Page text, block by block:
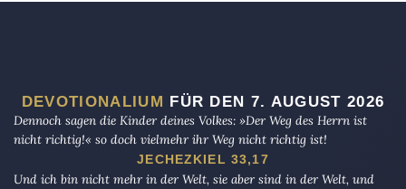
DEVOTIONALIUM FÜR DEN 7. AUGUST 2026
Dennoch sagen die Kinder deines Volkes: »Der Weg des Herrn ist
nicht richtig!« so doch vielmehr ihr Weg nicht richtig ist!
JECHEZKIEL 33,17
Und ich bin nicht mehr in der Welt, sie aber sind in der Welt, und